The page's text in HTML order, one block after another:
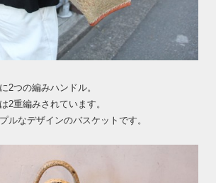
2つの編みハンドル。
2重編みされています。
ルなデザインのバスケットです。